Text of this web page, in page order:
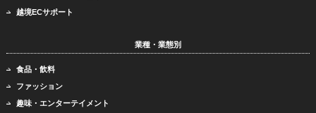
越境ECサポート
業種・業態別
食品・飲料
ファッション
趣味・エンターテイメント